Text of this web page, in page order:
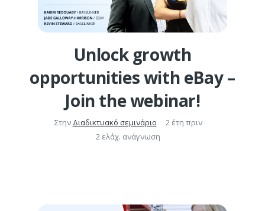
Unlock growth
opportunities with eBay –
Join the webinar!
Στην Διαδικτυακό σεμινάριο
2 έτη πριν
2 ελάχ. ανάγνωση